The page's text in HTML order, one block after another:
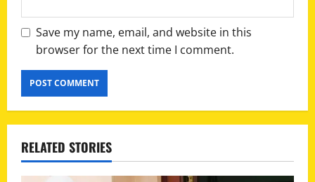
Save my name, email, and website in this
browser for the next time I comment.
RELATED STORIES